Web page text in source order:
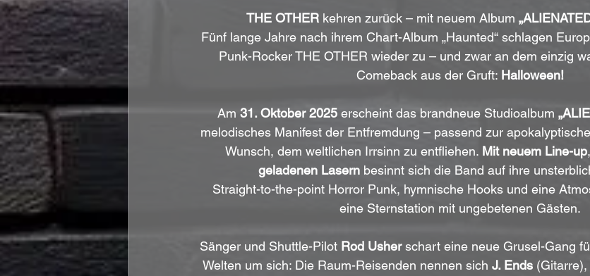
THE OTHER kehren zurück – mit neuem Album
Fünf lange Jahre nach ihrem Chart-Album „Haunted“ schlagen
Punk-Rocker THE OTHER wieder zu – und zwar an dem einzig
Comeback aus der Gruft: Halloween!
Am 31. Oktober 2025 erscheint das brandneue Studioalbum
melodisches Manifest der Entfremdung – passend zur
Wunsch, dem weltlichen Irrsinn zu entfliehen. Mit neuem Line-up,
geladenen Lasern besinnt sich die Band auf ihre
Straight-to-the-point Horror Punk, hymnische Hooks und eine
eine Sternstation mit ungebetenen Gästen.
Sänger und Shuttle-Pilot Rod Usher schart eine neue Grusel-Gang
Welten um sich: Die Raum-Reisenden nennen sich J. Ends (Gitarre),